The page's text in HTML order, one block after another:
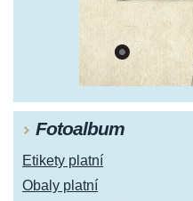
Fotoalbum
Etikety platní
Obaly platní